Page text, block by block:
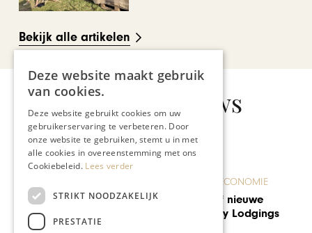
Bekijk alle artikelen
Gerelateerd nieuws
ONDERNEMEN & ECONOMIE
Pauline Verhoef nieuwe
directeur Quality Lodgings
Deze website maakt gebruik
van cookies.
Deze website gebruikt cookies om uw
gebruikerservaring te verbeteren. Door
onze website te gebruiken, stemt u in met
alle cookies in overeenstemming met ons
Cookiebeleid. Lees verder
STRIKT NOODZAKELIJK
PRESTATIE